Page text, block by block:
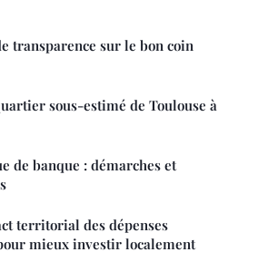
transparence sur le bon coin
sous-estimé de Toulouse à
de banque : démarches et
territorial des dépenses
mieux investir localement